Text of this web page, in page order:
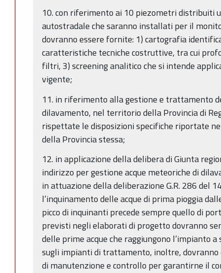
10. con riferimento ai 10 piezometri distribuiti
autostradale che saranno installati per il
dovranno essere fornite: 1) cartografia
caratteristiche tecniche costruttive, tra cui
filtri, 3) screening analitico che si intende
vigente;
11. in riferimento alla gestione e trattamento
dilavamento, nel territorio della Provincia di
rispettate le disposizioni specifiche riportate
della Provincia stessa;
12. in applicazione della delibera di Giunta
indirizzo per gestione acque meteoriche di
in attuazione della deliberazione G.R. 286 del
l’inquinamento delle acque di prima pioggia
picco di inquinanti precede sempre quello di
previsti negli elaborati di progetto dovranno
delle prime acque che raggiungono l’impianto
sugli impianti di trattamento, inoltre,
di manutenzione e controllo per garantirne il